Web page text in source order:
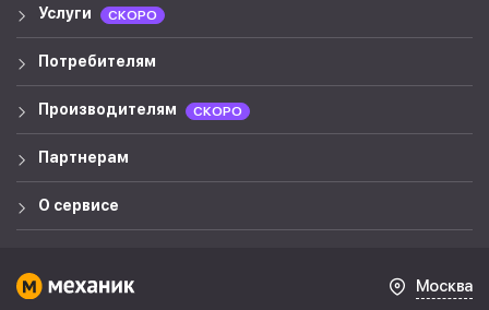
Услуги СКОРО
Потребителям
Производителям СКОРО
Партнерам
О сервисе
Москва